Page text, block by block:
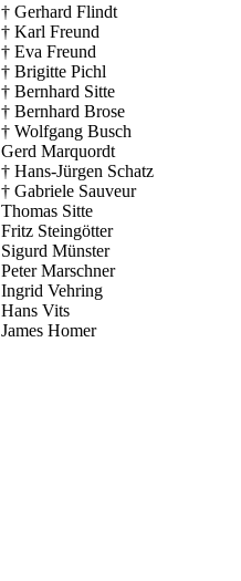
† Gerhard Flindt
† Karl Freund
† Eva Freund
† Brigitte Pichl
† Bernhard Sitte
† Bernhard Brose
† Wolfgang Busch
Gerd Marquordt
† Hans-Jürgen Schatz
† Gabriele Sauveur
Thomas Sitte
Fritz Steingötter
Sigurd Münster
Peter Marschner
Ingrid Vehring
Hans Vits
James Homer